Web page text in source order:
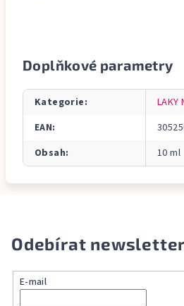
Doplňkové parametry
Kategorie:
LAKY
EAN:
Obsah: 10 ml
Odebírat newsletter
E-mail